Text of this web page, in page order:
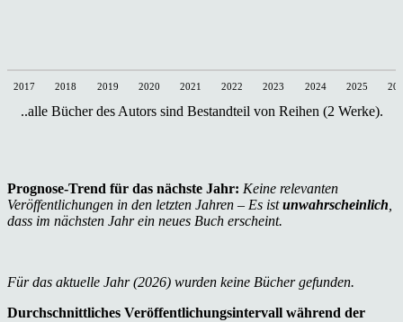
2017 2018 2019 2020 2021 2022 2023 2024 2025
..alle Bücher des Autors sind Bestandteil von Reihen (2 Werke).
Prognose-Trend für das nächste Jahr: Keine relevanten
Veröffentlichungen in den letzten Jahren – Es istunwahrscheinlich,
dass im nächsten Jahr ein neues Buch erscheint.
Für das aktuelle Jahr (2026) wurden keine Bücher gefunden.
Durchschnittliches Veröffentlichungsintervall während der